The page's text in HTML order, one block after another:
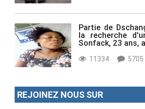
Partie de
la recherche
Sonfack, 23 ans,
11334 5705
REJOINEZ NOUS SUR